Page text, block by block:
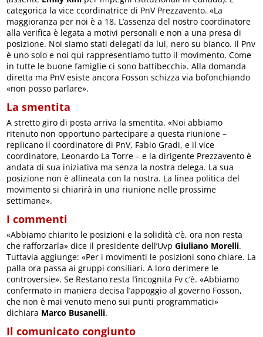
categorica la vice ccordinatrice di PnV Prezzavento. «La
maggioranza per noi è a 18. L’assenza del nostro coordinatore
alla verifica è legata a motivi personali e non a una presa di
posizione. Noi siamo stati delegati da lui, nero su bianco. Il Pnv
è uno solo e noi qui rappresentiamo tutto il movimento. Come
in tutte le buone famiglie ci sono battibecchi». Alla domanda
diretta ma PnV esiste ancora Fosson schizza via bofonchiando
«non posso parlare».
La smentita
A stretto giro di posta arriva la smentita. «Noi abbiamo
ritenuto non opportuno partecipare a questa riunione –
replicano il coordinatore di PnV, Fabio Gradi, e il vice
coordinatore, Leonardo La Torre – e la dirigente Prezzavento è
andata di sua iniziativa ma senza la nostra delega. La sua
posizione non è allineata con la nostra. La linea politica del
movimento si chiarirà in una riunione nelle prossime
settimane».
I commenti
«Abbiamo chiarito le posizioni e la solidità c’è, ora non resta
che rafforzarla» dice il presidente dell’UvpGiuliano Morelli.
Tuttavia aggiunge: «Per i movimenti le posizioni sono chiare. La
palla ora passa ai gruppi consiliari. A loro derimere le
controversie». Se Restano resta l’incognita Fv c’è. «Abbiamo
confermato in maniera decisa l’appoggio al governo Fosson,
che non è mai venuto meno sui punti programmatici»
dichiara Marco Busanelli.
Il comunicato congiunto